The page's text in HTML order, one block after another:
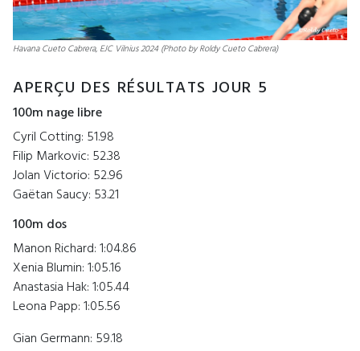
Havana Cueto Cabrera, EJC Vilnius 2024 (Photo by Roldy Cueto Cabrera)
APERÇU DES RÉSULTATS JOUR 5
100m nage libre
Cyril Cotting: 51.98
Filip Markovic: 52.38
Jolan Victorio: 52.96
Gaëtan Saucy: 53.21
100m dos
Manon Richard: 1:04.86
Xenia Blumin: 1:05.16
Anastasia Hak: 1:05.44
Leona Papp: 1:05.56
Gian Germann: 59.18